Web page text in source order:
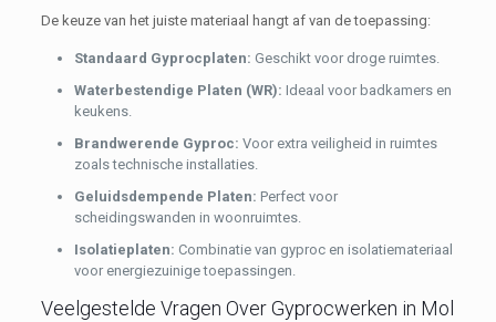
De keuze van het juiste materiaal hangt af van de toepassing:
Standaard Gyprocplaten: Geschikt voor droge ruimtes.
Waterbestendige Platen (WR): Ideaal voor badkamers en
keukens.
Brandwerende Gyproc: Voor extra veiligheid in ruimtes
zoals technische installaties.
Geluidsdempende Platen: Perfect voor
scheidingswanden in woonruimtes.
Isolatieplaten: Combinatie van gyproc en isolatiemateriaal
voor energiezuinige toepassingen.
Veelgestelde Vragen Over Gyprocwerken in Mol